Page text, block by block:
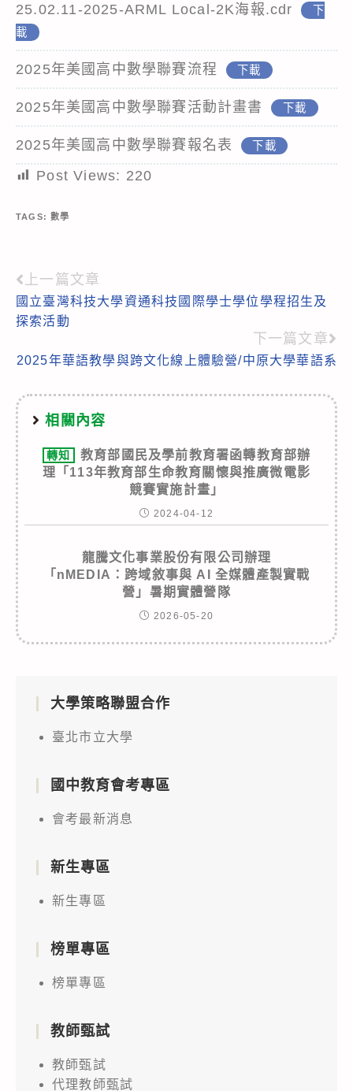
25.02.11-2025-ARML Local-2K海報.cdr
下
載
2025年美國高中數學聯賽流程 下載
2025年美國高中數學聯賽活動計畫書 下載
2025年美國高中數學聯賽報名表 下載
Post Views: 220
TAGS:數學
Read
more
上一篇文章
國立臺灣科技大學資通科技國際學士學位學程招生及
探索活動
下一篇文章
2025年華語教學與跨文化線上體驗營/中原大學華語系
相關內容
轉知
教育部國民及學前教育署函轉教育部辦
理「113年教育部生命教育關懷與推廣微電影
競賽實施計畫」
2024-04-12
龍騰文化事業股份有限公司辦理
「nMEDIA：跨域敘事與 AI 全媒體產製實戰
營」暑期實體營隊
2026-05-20
大學策略聯盟合作
臺北市立大學
國中教育會考專區
會考最新消息
新生專區
新生專區
榜單專區
榜單專區
教師甄試
教師甄試
代理教師甄試